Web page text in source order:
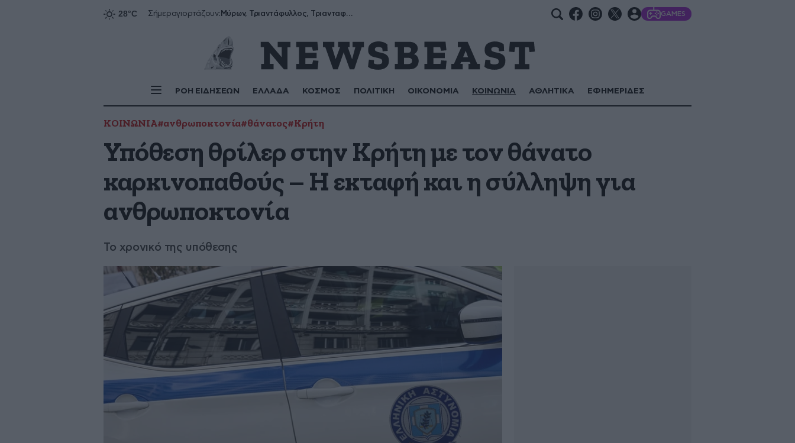
Σήμεραγιορτάζουν: Μύρων, Τριαντάφυλλος, Τριανταφυλλιά, Φυλλιώ, Ρόζα GAMES
ΡΟΗ ΕΙΔΗΣΕΩΝ ΕΛΛΑΔΑ ΚΟΣΜΟΣ ΠΟΛΙΤΙΚΗ ΟΙΚΟΝΟΜΙΑ ΚΟΙΝΩΝΙΑ ΑΘΛΗΤΙΚΑ ΕΦΗΜΕΡΙΔΕΣ
ΚΟΙΝΩΝΙΑ#ανθρωποκτονία#θάνατος#Κρήτη
Υπόθεση θρίλερ στην Κρήτη με τον θάνατο
καρκινοπαθούς – Η εκταφή και η σύλληψη για
ανθρωποκτονία
Το χρονικό της υπόθεσης